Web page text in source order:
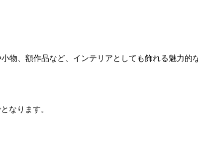
、額作品など、インテリアとしても飾れる魅力的
なります。